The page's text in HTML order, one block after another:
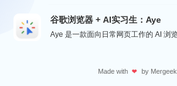
谷歌浏览器 + AI实习生：Aye
Made with ❤ by Mergeek